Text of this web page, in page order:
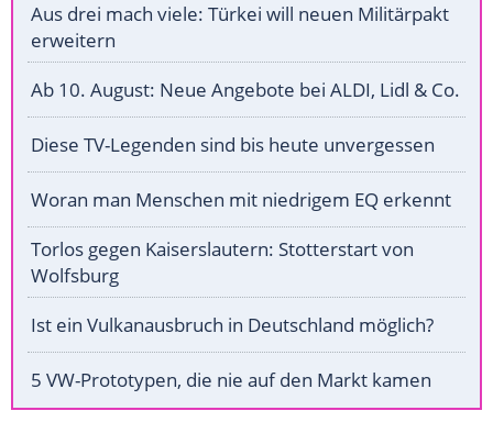
Aus drei mach viele: Türkei will neuen Militärpakt
erweitern
Ab 10. August: Neue Angebote bei ALDI, Lidl & Co.
Diese TV-Legenden sind bis heute unvergessen
Woran man Menschen mit niedrigem EQ erkennt
Torlos gegen Kaiserslautern: Stotterstart von
Wolfsburg
Ist ein Vulkanausbruch in Deutschland möglich?
5 VW-Prototypen, die nie auf den Markt kamen